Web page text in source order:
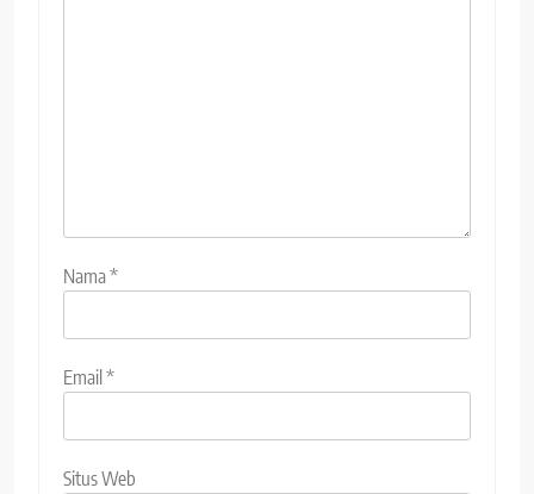
Nama*
Email*
Situs Web